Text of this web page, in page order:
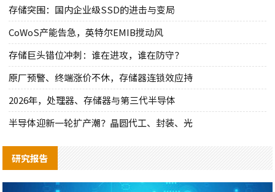
存储突围：国内企业级SSD的进击与变局
CoWoS产能告急，英特尔EMIB搅动风
存储巨头错位冲刺：谁在进攻，谁在防守？
原厂预警、终端涨价不休，存储器连锁效应持
2026年，处理器、存储器与第三代半导体
半导体迎新一轮扩产潮？晶圆代工、封装、光
研究报告